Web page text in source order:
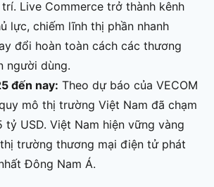
Live Commerce trở thành kênh
lực, chiếm lĩnh thị phần nhanh
đổi hoàn toàn cách các thương
người dùng.
đến nay: Theo dự báo của VECOM
mô thị trường Việt Nam đã chạm
tỷ USD. Việt Nam hiện vững vàng
trường thương mại điện tử phát
Đông Nam Á.